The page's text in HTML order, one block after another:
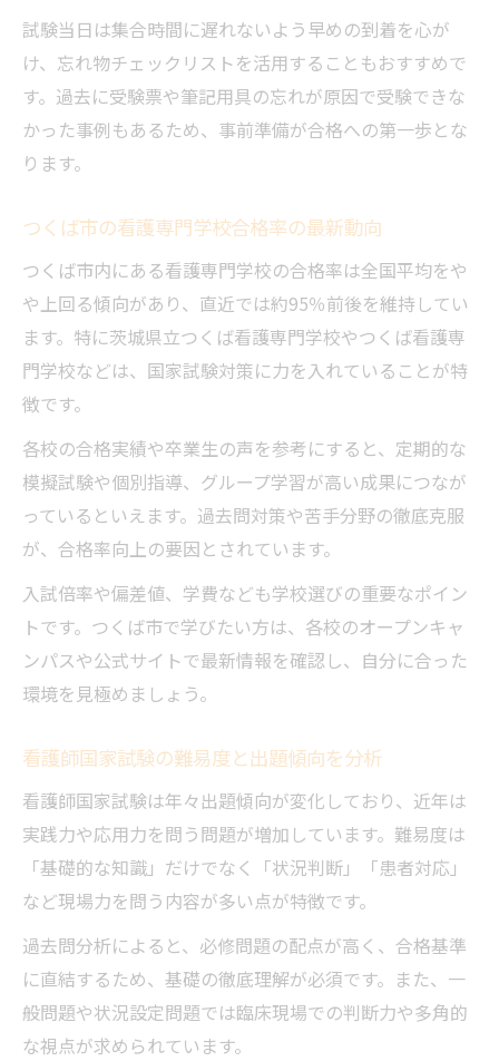
試験当日は集合時間に遅れないよう早めの到着を心が
け、忘れ物チェックリストを活用することもおすすめで
す。過去に受験票や筆記用具の忘れが原因で受験できな
かった事例もあるため、事前準備が合格への第一歩とな
ります。
つくば市の看護専門学校合格率の最新動向
つくば市内にある看護専門学校の合格率は全国平均をや
や上回る傾向があり、直近では約95％前後を維持してい
ます。特に茨城県立つくば看護専門学校やつくば看護専
門学校などは、国家試験対策に力を入れていることが特
徴です。
各校の合格実績や卒業生の声を参考にすると、定期的な
模擬試験や個別指導、グループ学習が高い成果につなが
っているといえます。過去問対策や苦手分野の徹底克服
が、合格率向上の要因とされています。
入試倍率や偏差値、学費なども学校選びの重要なポイン
トです。つくば市で学びたい方は、各校のオープンキャ
ンパスや公式サイトで最新情報を確認し、自分に合った
環境を見極めましょう。
看護師国家試験の難易度と出題傾向を分析
看護師国家試験は年々出題傾向が変化しており、近年は
実践力や応用力を問う問題が増加しています。難易度は
「基礎的な知識」だけでなく「状況判断」「患者対応」
など現場力を問う内容が多い点が特徴です。
過去問分析によると、必修問題の配点が高く、合格基準
に直結するため、基礎の徹底理解が必須です。また、一
般問題や状況設定問題では臨床現場での判断力や多角的
な視点が求められています。